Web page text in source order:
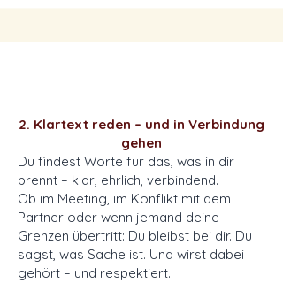
2. Klartext reden – und in Verbindung
gehen
Du findest Worte für das, was in dir
brennt – klar, ehrlich, verbindend.
Ob im Meeting, im Konflikt mit dem
Partner oder wenn jemand deine
Grenzen übertritt: Du bleibst bei dir. Du
sagst, was Sache ist. Und wirst dabei
gehört – und respektiert.